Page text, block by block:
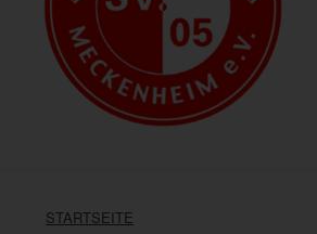
STARTSEITE